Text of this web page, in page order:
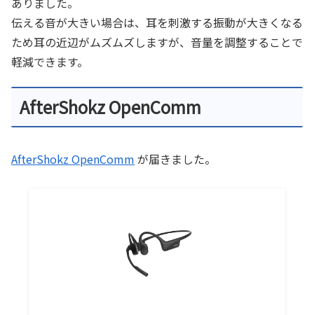
伝える音が大きい場合は、耳を刺激する振動が大きくなる
ため耳の近辺がムズムズしますが、音量を調整することで
軽減できます。
AfterShokz OpenComm
AfterShokz OpenComm が届きました。